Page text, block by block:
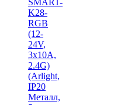
SMART-
K28-
RGB
(12-
24V,
3x10A,
2.4G)
(Arlight,
IP20
Металл,